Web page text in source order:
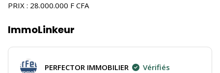
PRIX : 28.000.000 F CFA
ImmoLinkeur
PERFECTOR IMMOBILIER Vérifiés